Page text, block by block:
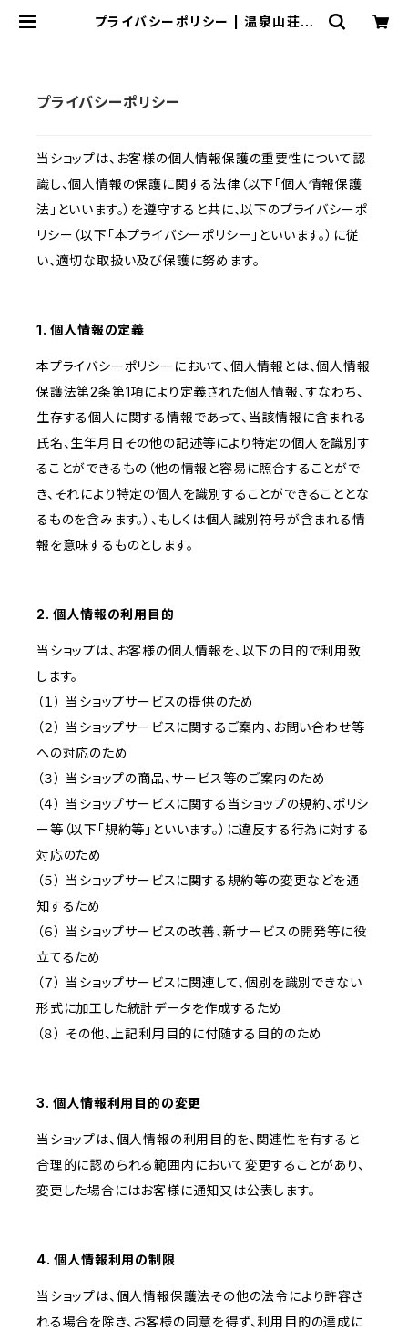
プライバシーポリシー | 温泉山荘だ
プライバシーポリシー
当ショップは、お客様の個人情報保護の重要性について認
識し、個人情報の保護に関する法律（以下「個人情報保護
法」といいます。）を遵守すると共に、以下のプライバシーポ
リシー（以下「本プライバシーポリシー」といいます。）に従
い、適切な取扱い及び保護に努めます。
1. 個人情報の定義
本プライバシーポリシーにおいて、個人情報とは、個人情報
保護法第2条第1項により定義された個人情報、すなわち、
生存する個人に関する情報であって、当該情報に含まれる
氏名、生年月日その他の記述等により特定の個人を識別す
ることができるもの（他の情報と容易に照合することがで
き、それにより特定の個人を識別することができることとな
るものを含みます。）、もしくは個人識別符号が含まれる情
報を意味するものとします。
2. 個人情報の利用目的
当ショップは、お客様の個人情報を、以下の目的で利用致
します。
（１） 当ショップサービスの提供のため
（２） 当ショップサービスに関するご案内、お問い合わせ等
への対応のため
（３） 当ショップの商品、サービス等のご案内のため
（４） 当ショップサービスに関する当ショップの規約、ポリシ
ー等（以下「規約等」といいます。）に違反する行為に対する
対応のため
（５） 当ショップサービスに関する規約等の変更などを通
知するため
（６） 当ショップサービスの改善、新サービスの開発等に役
立てるため
（７） 当ショップサービスに関連して、個別を識別できない
形式に加工した統計データを作成するため
（８） その他、上記利用目的に付随する目的のため
3. 個人情報利用目的の変更
当ショップは、個人情報の利用目的を、関連性を有すると
合理的に認められる範囲内において変更することがあり、
変更した場合にはお客様に通知又は公表します。
4. 個人情報利用の制限
当ショップは、個人情報保護法その他の法令により許容さ
れる場合を除き、お客様の同意を得ず、利用目的の達成に